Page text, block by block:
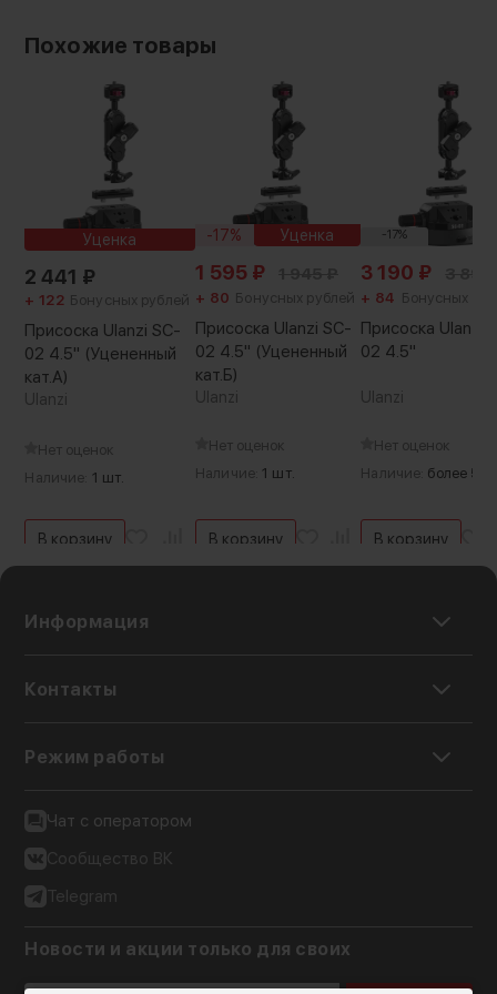
Похожие товары
Уценка
2 441 ₽
+ 122 Бонусных рублей
Присоска Ulanzi SC-
02 4.5'' (Уцененный
кат.А)
Ulanzi
Нет оценок
Наличие: 1 шт.
В корзину
-17% Уценка
1 595 ₽
+ 80 Бонусных рублей
Присоска Ulanzi SC-
02 4.5'' (Уцененный
кат.Б)
Ulanzi
Нет оценок
Наличие: 1 шт.
В корзину
-17%
3 190 ₽
+ 84 Бонусных
Присоска Ulanzi
02 4.5"
Ulanzi
Нет оценок
Наличие: более 5
В корзину
Информация
Контакты
Режим работы
Чат с оператором
Сообщество ВК
Telegram
Новости и акции только для своих